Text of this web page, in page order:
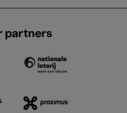
partners